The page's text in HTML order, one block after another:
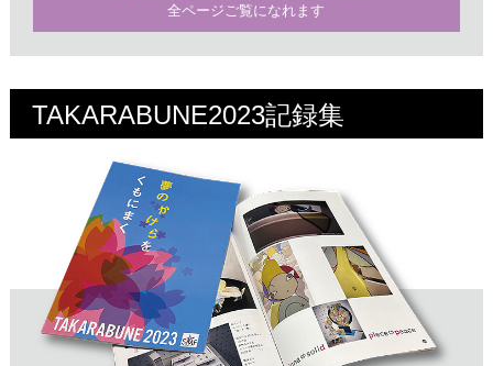
全ページご覧になれます
TAKARABUNE2023記録集